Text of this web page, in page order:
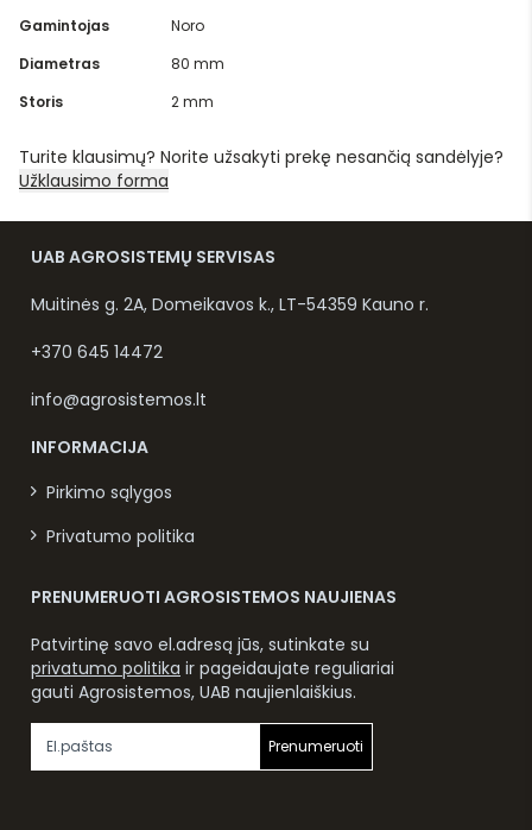
Gamintojas
Noro
Diametras
80 mm
Storis
2 mm
Turite klausimų? Norite užsakyti prekę nesančią sandėlyje?
Užklausimo forma
UAB AGROSISTEMŲ SERVISAS
Muitinės g. 2A, Domeikavos k., LT-54359 Kauno r.
+370 645 14472
info@agrosistemos.lt
INFORMACIJA
Pirkimo sąlygos
Privatumo politika
PRENUMERUOTI AGROSISTEMOS NAUJIENAS
Patvirtinę savo el.adresą jūs, sutinkate su
privatumo politika ir pageidaujate reguliariai
gauti Agrosistemos, UAB naujienlaiškius.
Prenumeruoti